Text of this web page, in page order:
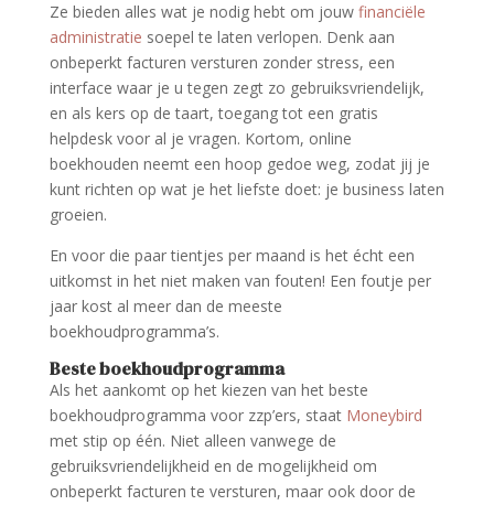
Ze bieden alles wat je nodig hebt om jouw financiële
administratie soepel te laten verlopen. Denk aan
onbeperkt facturen versturen zonder stress, een
interface waar je u tegen zegt zo gebruiksvriendelijk,
en als kers op de taart, toegang tot een gratis
helpdesk voor al je vragen. Kortom, online
boekhouden neemt een hoop gedoe weg, zodat jij je
kunt richten op wat je het liefste doet: je business laten
groeien.
En voor die paar tientjes per maand is het écht een
uitkomst in het niet maken van fouten! Een foutje per
jaar kost al meer dan de meeste
boekhoudprogramma’s.
Beste boekhoudprogramma
Als het aankomt op het kiezen van het beste
boekhoudprogramma voor zzp’ers, staat Moneybird
met stip op één. Niet alleen vanwege de
gebruiksvriendelijkheid en de mogelijkheid om
onbeperkt facturen te versturen, maar ook door de